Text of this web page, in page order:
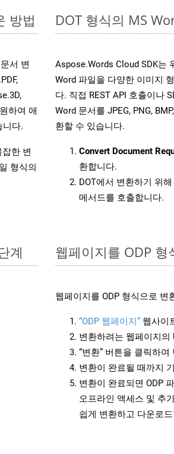
방법
서 변
하여 애
니다.
한 변
형식의
DOT 형식의 MS
Aspose.Words Cloud SDK는
Word 파일을 다양한 이미지
다. 직접 REST API 호출이나
Word 문서를 JPEG, PNG,
환할 수 있습니다.
Convert Document
환합니다.
DOT에서 변환하기 위
메서드를 호출합니다.
계 웹페이지를 ODP 형
웹페이지를 ODP 형식으로
“ODP 웹페이지” 웹사이
변환하려는 웹페이지의
“변환” 버튼을 클릭하
변환이 완료될 때까지
변환이 완료되면 ODP
오프라인 액세스 및 추
쉽게 변환하고 다운로